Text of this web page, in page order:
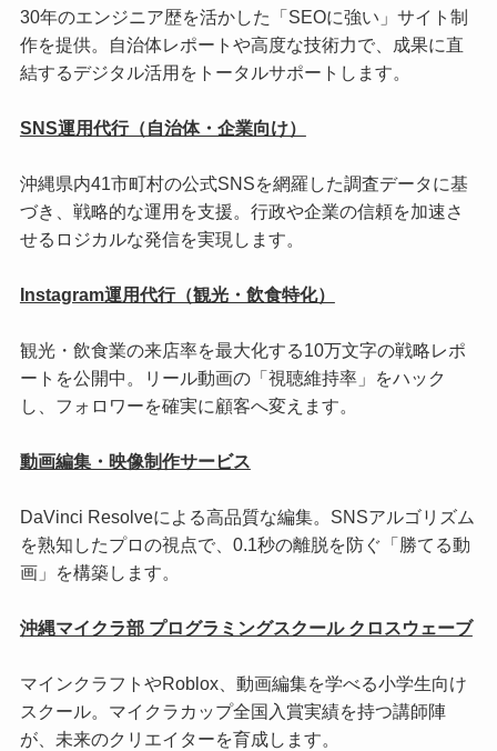
30年のエンジニア歴を活かした「SEOに強い」サイト制
作を提供。自治体レポートや高度な技術力で、成果に直
結するデジタル活用をトータルサポートします。
SNS運用代行（自治体・企業向け）
沖縄県内41市町村の公式SNSを網羅した調査データに基
づき、戦略的な運用を支援。行政や企業の信頼を加速さ
せるロジカルな発信を実現します。
Instagram運用代行（観光・飲食特化）
観光・飲食業の来店率を最大化する10万文字の戦略レポ
ートを公開中。リール動画の「視聴維持率」をハック
し、フォロワーを確実に顧客へ変えます。
動画編集・映像制作サービス
DaVinci Resolveによる高品質な編集。SNSアルゴリズム
を熟知したプロの視点で、0.1秒の離脱を防ぐ「勝てる動
画」を構築します。
沖縄マイクラ部 プログラミングスクール クロスウェーブ
マインクラフトやRoblox、動画編集を学べる小学生向け
スクール。マイクラカップ全国入賞実績を持つ講師陣
が、未来のクリエイターを育成します。